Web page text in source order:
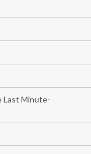
Last Minute-